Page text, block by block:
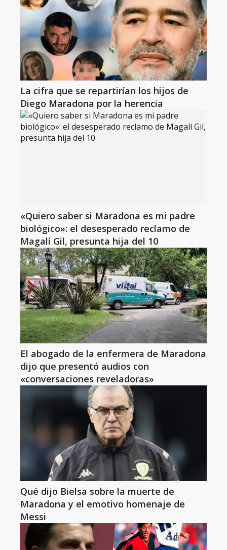
La cifra que se repartirían los hijos de
Diego Maradona por la herencia
«Quiero saber si Maradona es mi padre
biológico»: el desesperado reclamo de
Magalí Gil, presunta hija del 10
El abogado de la enfermera de Maradona
dijo que presentó audios con
«conversaciones reveladoras»
Qué dijo Bielsa sobre la muerte de
Maradona y el emotivo homenaje de
Messi